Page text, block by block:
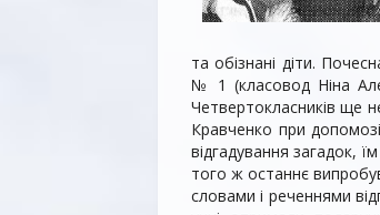
та обізнані діти.
№ 1 (класовод Ніна
Четвертокласників ще
Кравчен­ко при
відгадування загадок,
того ж остан­нє
словами і реченнями